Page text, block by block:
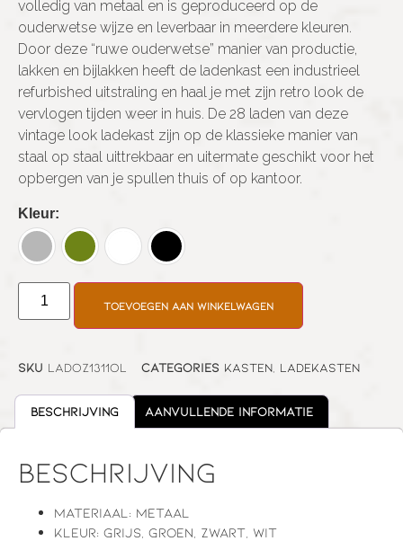
volledig van metaal en is geproduceerd op de
ouderwetse wijze en leverbaar in meerdere kleuren.
Door deze “ruwe ouderwetse” manier van productie,
lakken en bijlakken heeft de ladenkast een industrieel
refurbished uitstraling en haal je met zijn retro look de
vervlogen tijden weer in huis. De 28 laden van deze
vintage look ladekast zijn op de klassieke manier van
staal op staal uittrekbaar en uitermate geschikt voor het
opbergen van je spullen thuis of op kantoor.
Kleur
Toevoegen aan winkelwagen
SKU LADOZ1311OL Categories Kasten Ladekasten
Beschrijving Aanvullende informatie
Beschrijving
Materiaal: metaal
Kleur: grijs, groen, zwart, wit